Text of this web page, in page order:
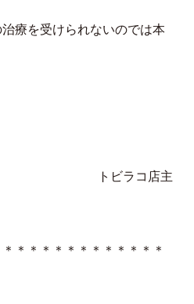
療を受けられないのでは本
トビラコ店主
＊＊＊＊＊＊＊＊＊＊＊＊